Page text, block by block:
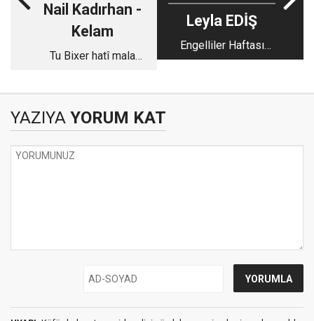
Nail Kadırhan -
Kelam
Tu Bixer hatî mala
Leyla EDİŞ
Engelliler Haftası
Üzerine…
YAZIYA YORUM KAT